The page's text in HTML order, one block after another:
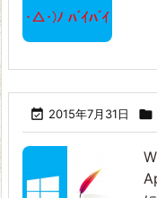
 2015年7月31日 